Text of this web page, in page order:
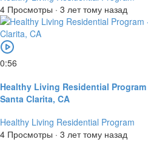
4 Просмотры · 3 лет тому назад
0:56
Healthy Living Residential
Santa Clarita, CA
Healthy Living Residential Program
4 Просмотры · 3 лет тому назад